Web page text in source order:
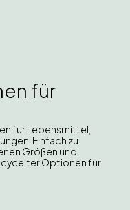
für
für Lebensmittel,
Einfach zu
Größen und
Optionen für